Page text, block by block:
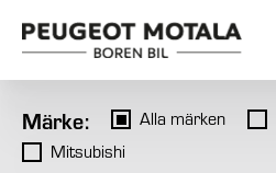
Märke: Alla märken
Mitsubishi